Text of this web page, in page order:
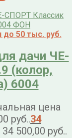
50 тыс. руб.
дачи ЧЕ-
(колор,
6004
цена
руб..34
500,00 руб..